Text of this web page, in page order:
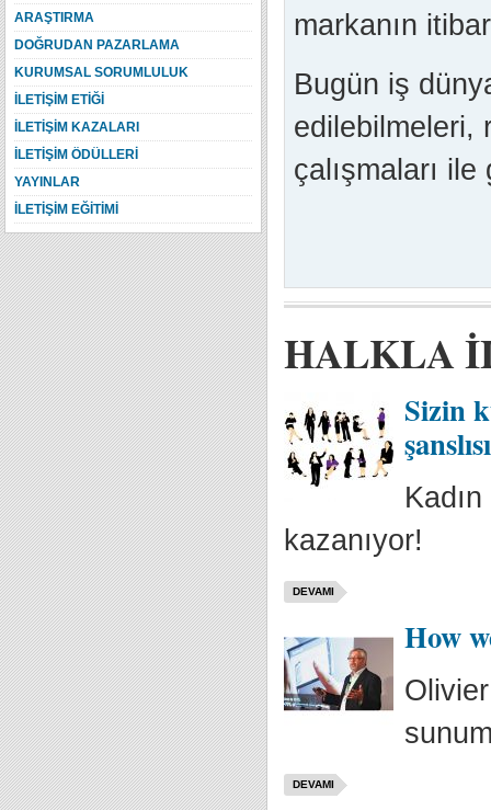
markanın
Bugün iş
edilebilmeleri,
çalışmaları
HALKLA
Sizin
kazanıyor!
DEVAMI
How
DEVAMI
ARAŞTIRMA
DOĞRUDAN PAZARLAMA
KURUMSAL SORUMLULUK
İLETİŞİM ETİĞİ
İLETİŞİM KAZALARI
İLETİŞİM ÖDÜLLERİ
YAYINLAR
İLETİŞİM EĞİTİMİ